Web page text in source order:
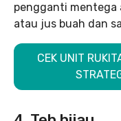
pengganti mentega
atau jus buah dan
CEK UNIT